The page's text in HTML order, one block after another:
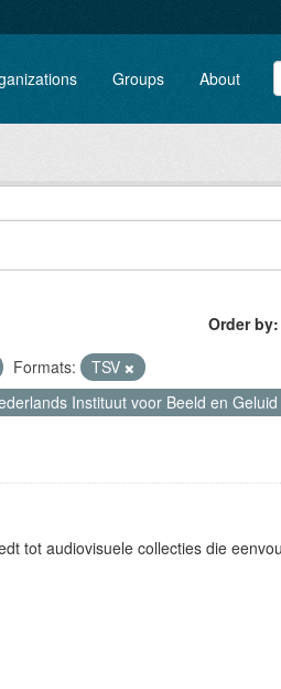
Groups About
Order by
Formats:
TSV
Instituut voor Beeld en Geluid
tot audiovisuele collecties die